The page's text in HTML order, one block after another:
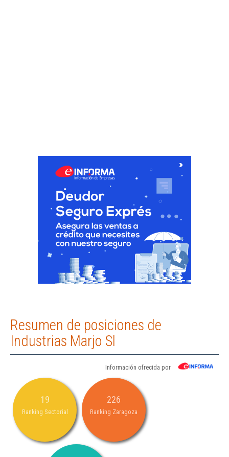
Resumen de posiciones de
Industrias Marjo Sl
Información ofrecida por
19
Ranking Sectorial
226
Ranking Zaragoza